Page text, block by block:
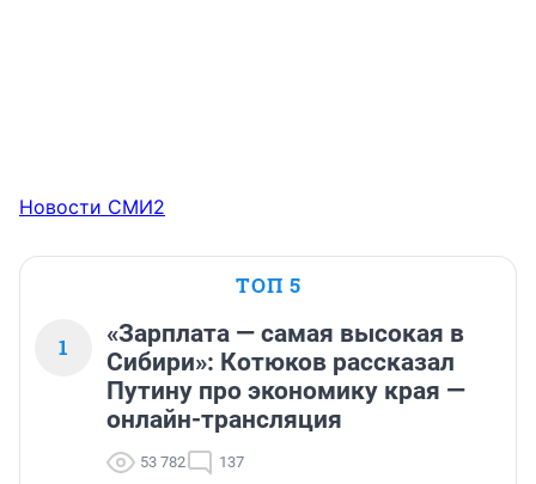
Новости СМИ2
ТОП 5
1
«Зарплата — самая высокая в
Сибири»: Котюков рассказал
Путину про экономику края —
онлайн-трансляция
53 782 137